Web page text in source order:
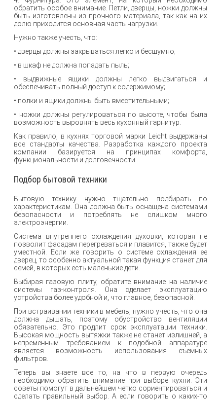
обратить особое внимание. Петли, дверцы, ножки должны
быть изготовлены из прочного материала, так как на их
долю приходится основная часть нагрузки.
Нужно также учесть, что:
• дверцы должны закрываться легко и бесшумно;
• в шкаф не должна попадать пыль;
• выдвижные ящики должны легко выдвигаться и
обеспечивать полный доступ к содержимому;
• полки и ящики должны быть вместительными;
• ножки должны регулироваться по высоте, чтобы была
возможность выровнять весь кухонный гарнитур.
Как правило, в кухнях торговой марки Leicht выдержаны
все стандарты качества. Разработка каждого проекта
компании базируется на принципах комфорта,
функциональности и долговечности.
Подбор бытовой техники
Бытовую технику нужно тщательно подбирать по
характеристикам. Она должна быть оснащена системами
безопасности и потреблять не слишком много
электроэнергии.
Система внутреннего охлаждения духовки, которая не
позволит фасадам перегреваться и плавится, также будет
уместной. Если же говорить о системе охлаждения ее
дверец, то особенно актуальной такая функция станет для
семей, в которых есть маленькие дети.
Выбирая газовую плиту, обратите внимание на наличие
системы газ-контроля. Она сделает эксплуатацию
устройства более удобной и, что главное, безопасной.
При встраивании техники в мебель, нужно учесть, что она
должна дышать, поэтому обустройство вентиляции
обязательно. Это продлит срок эксплуатации техники.
Высокая мощность вытяжки также не станет излишней, а
непременным требованием к подобной аппаратуре
является возможность использования съемных
фильтров.
Теперь вы знаете все то, на что в первую очередь
необходимо обратить внимание при выборе кухни. Эти
советы помогут в дальнейшем четко сориентироваться и
сделать правильный выбор. А если говорить о каких-то